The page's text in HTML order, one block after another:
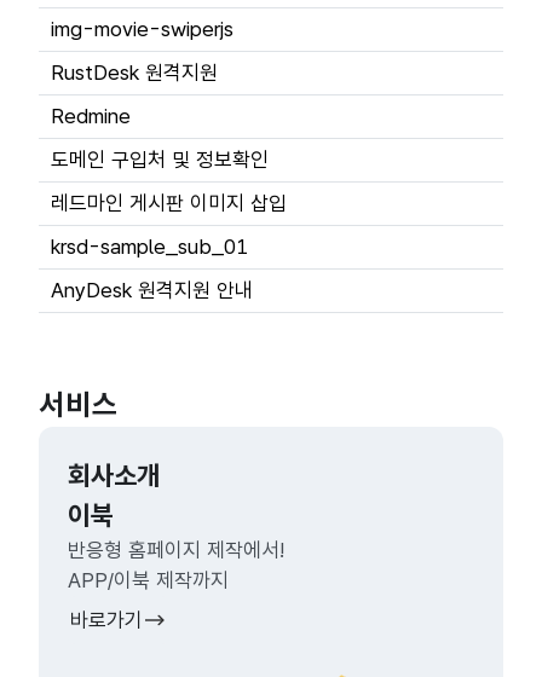
img-movie-swiperjs
RustDesk 원격지원
Redmine
도메인 구입처 및 정보확인
레드마인 게시판 이미지 삽입
krsd-sample_sub_01
AnyDesk 원격지원 안내
서비스
회사소개
이북
반응형 홈페이지 제작에서!
APP/이북 제작까지
바로가기